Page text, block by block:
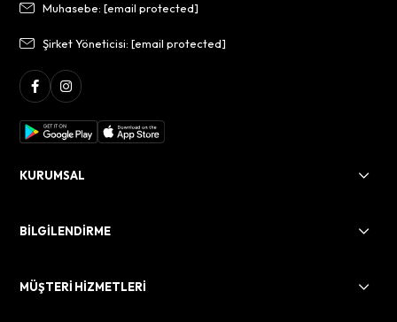
Muhasebe:[email protected]
Şirket Yöneticisi:[email protected]
KURUMSAL
BİLGİLENDİRME
MÜŞTERİ HİZMETLERİ